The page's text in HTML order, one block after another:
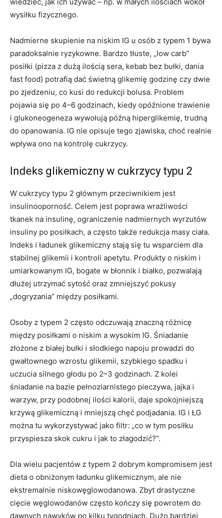
wysiłku fizycznego.
Nadmierne skupienie na niskim IG u osób z typem 1 bywa
paradoksalnie ryzykowne. Bardzo tłuste, „low carb”
posiłki (pizza z dużą ilością sera, kebab bez bułki, dania
fast food) potrafią dać świetną glikemię godzinę czy dwie
po zjedzeniu, co kusi do redukcji bolusa. Problem
pojawia się po 4–6 godzinach, kiedy opóźnione trawienie
i glukoneogeneza wywołują późną hiperglikemię, trudną
do opanowania. IG nie opisuje tego zjawiska, choć realnie
wpływa ono na kontrolę cukrzycy.
Indeks glikemiczny w cukrzycy typu 2
W cukrzycy typu 2 głównym przeciwnikiem jest
insulinooporność. Celem jest poprawa wrażliwości
tkanek na insulinę, ograniczenie nadmiernych wyrzutów
insuliny po posiłkach, a często także redukcja masy ciała.
Indeks i ładunek glikemiczny stają się tu wsparciem dla
stabilnej glikemii i kontroli apetytu. Produkty o niskim i
umiarkowanym IG, bogate w błonnik i białko, pozwalają
dłużej utrzymać sytość oraz zmniejszyć pokusy
„dogryzania” między posiłkami.
Osoby z typem 2 często odczuwają znaczną różnicę
między posiłkami o niskim a wysokim IG. Śniadanie
złożone z białej bułki i słodkiego napoju prowadzi do
gwałtownego wzrostu glikemii, szybkiego spadku i
uczucia silnego głodu po 2–3 godzinach. Z kolei
śniadanie na bazie pełnoziarnistego pieczywa, jajka i
warzyw, przy podobnej ilości kalorii, daje spokojniejszą
krzywą glikemiczną i mniejszą chęć podjadania. IG i ŁG
można tu wykorzystywać jako filtr: „co w tym posiłku
przyspiesza skok cukru i jak to złagodzić?”.
Dla wielu pacjentów z typem 2 dobrym kompromisem jest
dieta o obniżonym ładunku glikemicznym, ale nie
ekstremalnie niskowęglowodanowa. Zbyt drastyczne
cięcie węglowodanów często kończy się powrotem do
dawnych nawyków po kilku tygodniach. Dużo bardziej